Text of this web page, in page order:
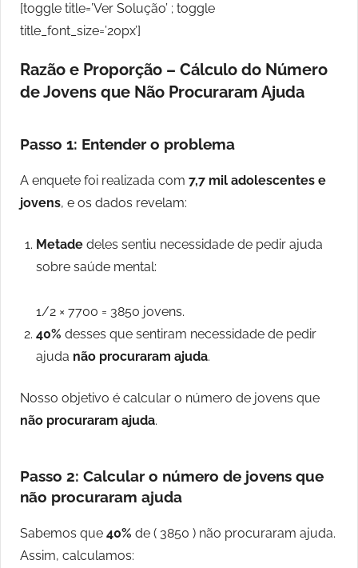
[toggle title=’Ver Solução’ ; toggle
title_font_size=’20px’]
Razão e Proporção – Cálculo do Número
de Jovens que Não Procuraram Ajuda
Passo 1: Entender o problema
A enquete foi realizada com 7,7 mil adolescentes e
jovens, e os dados revelam:
Metade deles sentiu necessidade de pedir ajuda
sobre saúde mental:
1/2 × 7700 = 3850 jovens.
40% desses que sentiram necessidade de pedir
ajuda não procuraram ajuda.
Nosso objetivo é calcular o número de jovens que
não procuraram ajuda.
Passo 2: Calcular o número de jovens que
não procuraram ajuda
Sabemos que 40% de ( 3850 ) não procuraram ajuda.
Assim, calculamos: